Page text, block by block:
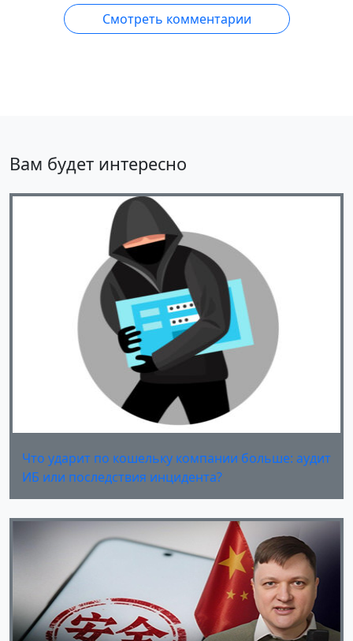
Смотреть комментарии
Вам будет интересно
Что ударит по кошельку компании больше: аудит
ИБ или последствия инцидента?